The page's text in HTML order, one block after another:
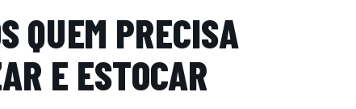
QUEM PRECISA
E ESTOCAR